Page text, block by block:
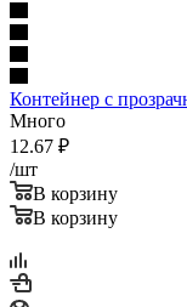
Контейнер с
Много
12.67 ₽
/шт
В корзину
В корзину